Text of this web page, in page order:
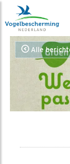
Alle